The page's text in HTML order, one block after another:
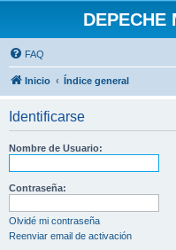
DEPECHE
FAQ
Inicio Índice general
Identificarse
Nombre de Usuario:
Contraseña:
Olvidé mi contraseña
Reenviar email de activación